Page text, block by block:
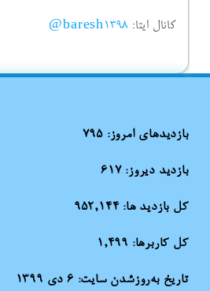
کانال ایتا: baresh1398@
بازدیدهای امروز:795
بازدید دیروز:617
کل بازدید ها:952,144
کل کاربرها: 1,499
تاریخ به‌روزشدن سایت: ۶ دی ۱۳۹۹